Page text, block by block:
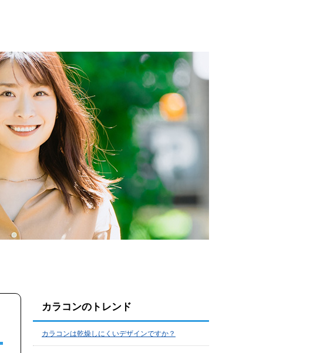
カラコンのトレンド
カラコンは乾燥しにくいデザインですか？